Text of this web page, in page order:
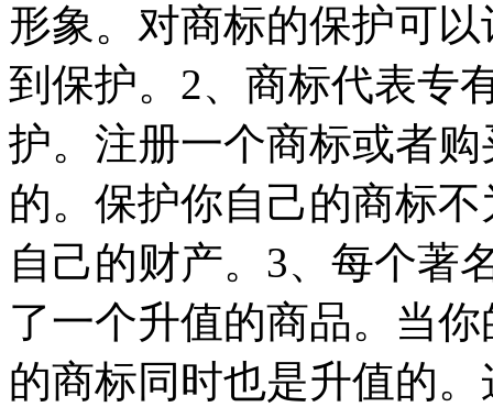
形象。对商标的保护可
到保护。2、商标代表专
护。注册一个商标或者
的。保护你自己的商标
自己的财产。3、每个著
了一个升值的商品。当
的商标同时也是升值的